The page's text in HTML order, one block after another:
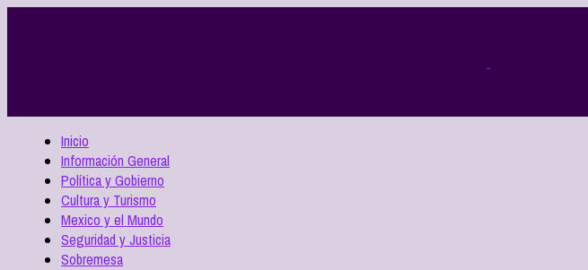
Inicio
Información General
Política y Gobierno
Cultura y Turismo
Mexico y el Mundo
Seguridad y Justicia
Sobremesa